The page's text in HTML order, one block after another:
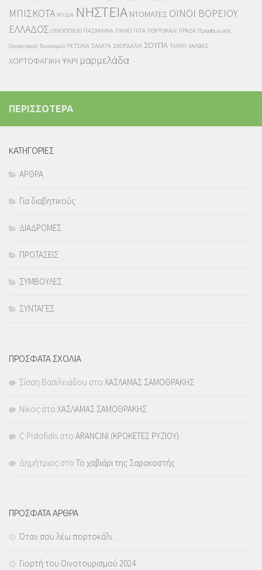
ΜΠΙΣΚΟΤΑ ΜΥΔΙΑ ΝΗΣΤΕΙΑ ΝΤΟΜΑΤΕΣ ΟΙΝΟΙ ΒΟΡΕΙΟΥ
ΕΛΛΑΔΟΣ ΟΙΝΟΠΟΙΕΙΟ ΠΑΣΧΑΛΙΝΑ ΠΗΛΙΟ ΠΙΤΑ ΠΟΡΤΟΚΑΛΙ ΠΡΑΣΑ Προαθωνικός
Οργανισμός Τουρισμού ΡΕΤΣΙΝΑ ΣΑΛΑΤΑ ΣΚΟΡΔΑΛΙΑ ΣΟΥΠΑ ΤΑΧΙΝΙ ΧΑΛΒΑΣ
ΧΟΡΤΟΦΑΓΙΚΗ ΨΑΡΙ μαρμελάδα
ΠΕΡΙΣΣΟΤΕΡΑ
KΑΤΗΓΟΡΙΕΣ
ΑΡΘΡΑ
Για διαβητικούς
ΔΙΑΔΡΟΜΕΣ
ΠΡΟΤΑΣΕΙΣ
ΣΥΜΒΟΥΛΕΣ
ΣΥΝΤΑΓΕΣ
ΠΡΟΣΦΑΤΑ ΣΧΟΛΙΑ
Σίσση Βασιλειάδου στο ΧΑΣΛΑΜΑΣ ΣΑΜΟΘΡΑΚΗΣ
Νίκος στο ΧΑΣΛΑΜΑΣ ΣΑΜΟΘΡΑΚΗΣ
C Pistofidis στο ARANCINI (ΚΡΟΚΕΤΕΣ ΡΥΖΙΟΥ)
Δημήτριος στο Το χαβιάρι της Σαρακοστής
ΠΡΟΣΦΑΤΑ ΑΡΘΡΑ
Όταν σου λέω πορτοκάλι …
Γιορτή του Οινοτουρισμού 2024